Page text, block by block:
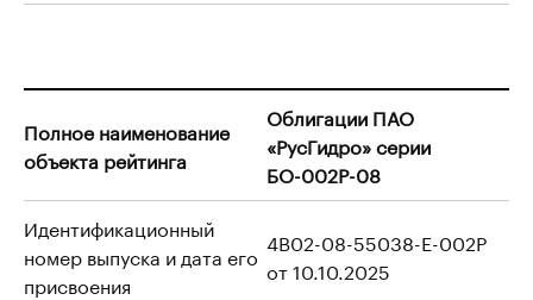
Полное наименование
объекта рейтинга
Облигации ПАО
«РусГидро» серии
БО-002Р-08
Идентификационный
номер выпуска и дата его
присвоения
4B02-08-55038-E-002P
от 10.10.2025